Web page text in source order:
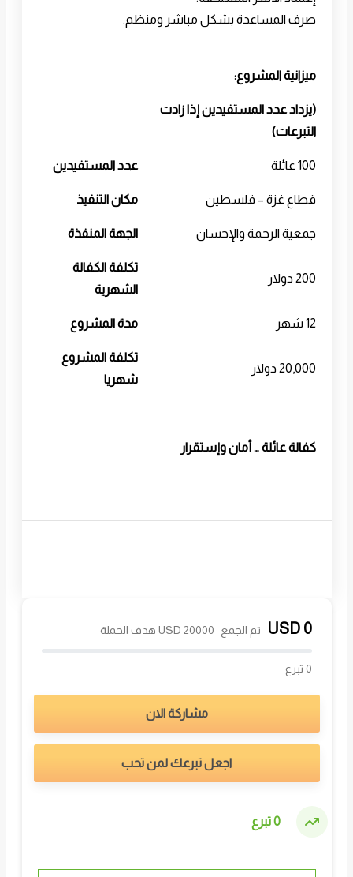
صرف المساعدة بشكل مباشر ومنظم.
ميزانية المشروع:
(يزداد عدد المستفيدين إذا زادت
التبرعات)
100 عائلة عدد المستفيدين
قطاع غزة – فلسطين مكان التنفيذ
جمعية الرحمة والإحسان الجهة المنفذة
200 دولار
تكلفة الكفالة
الشهرية
12 شهر مدة المشروع
20,000 دولار
تكلفة المشروع
شهريا
كفالة عائلة … أمان وإستقرار
0
USD تم الجمع 20000 USD هدف الحملة
0 تبرع
مشاركة الان
اجعل تبرعك لمن تحب
0 تبرع